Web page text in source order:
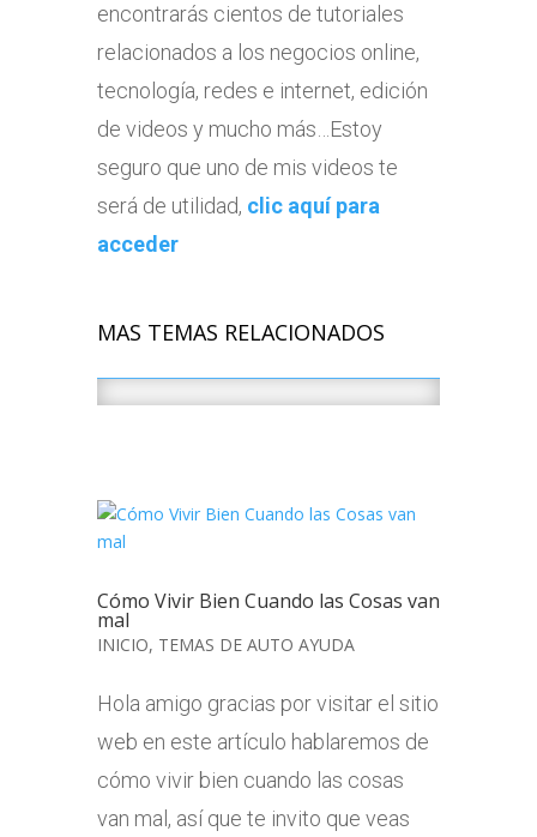
encontrarás cientos de tutoriales
relacionados a los negocios online,
tecnología, redes e internet, edición
de videos y mucho más…Estoy
seguro que uno de mis videos te
será de utilidad, clic aquí para
acceder
MAS TEMAS RELACIONADOS
Cómo Vivir Bien Cuando las Cosas van
mal
INICIO, TEMAS DE AUTO AYUDA
Hola amigo gracias por visitar el sitio
web en este artículo hablaremos de
cómo vivir bien cuando las cosas
van mal, así que te invito que veas